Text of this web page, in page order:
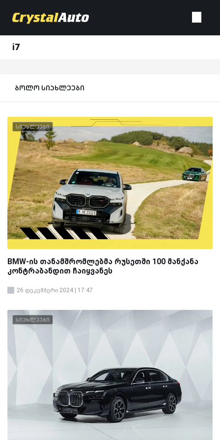
i7
ბოლო სიახლეები
სიახლეები
BMW-ის თანამშრომლებმა რუსეთში 100 მანქანა
კონტრაბანდით ჩაიყვანეს
26 დეკემბერი 2024 | 17:47
სიახლეები